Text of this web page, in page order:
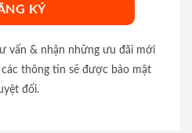
vấn & nhận những ưu đãi mới
thông tin sẽ được bảo mật
đối.